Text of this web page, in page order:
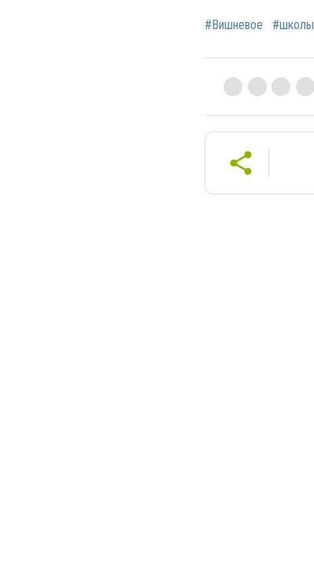
#Вишневое #школы